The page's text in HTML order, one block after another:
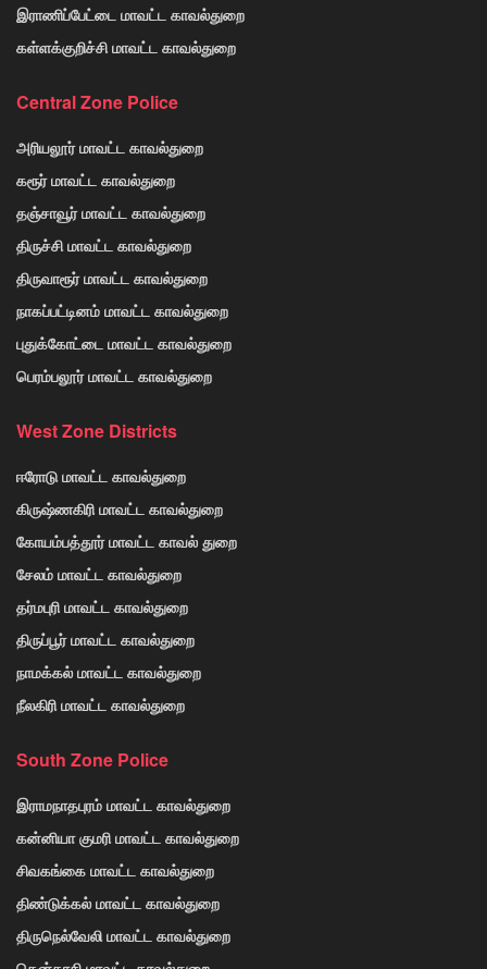
இராணிப்பேட்டை மாவட்ட காவல்துறை
கள்ளக்குறிச்சி மாவட்ட காவல்துறை
Central Zone Police
அரியலூர் மாவட்ட காவல்துறை
கரூர் மாவட்ட காவல்துறை
தஞ்சாவூர் மாவட்ட காவல்துறை
திருச்சி மாவட்ட காவல்துறை
திருவாரூர் மாவட்ட காவல்துறை
நாகப்பட்டினம் மாவட்ட காவல்துறை
புதுக்கோட்டை மாவட்ட காவல்துறை
பெரம்பலூர் மாவட்ட காவல்துறை
West Zone Districts
ஈரோடு மாவட்ட காவல்துறை
கிருஷ்ணகிரி மாவட்ட காவல்துறை
கோயம்பத்தூர் மாவட்ட காவல் துறை
சேலம் மாவட்ட காவல்துறை
தர்மபுரி மாவட்ட காவல்துறை
திருப்பூர் மாவட்ட காவல்துறை
நாமக்கல் மாவட்ட காவல்துறை
நீலகிரி மாவட்ட காவல்துறை
South Zone Police
இராமநாதபுரம் மாவட்ட காவல்துறை
கன்னியா குமரி மாவட்ட காவல்துறை
சிவகங்கை மாவட்ட காவல்துறை
திண்டுக்கல் மாவட்ட காவல்துறை
திருநெல்வேலி மாவட்ட காவல்துறை